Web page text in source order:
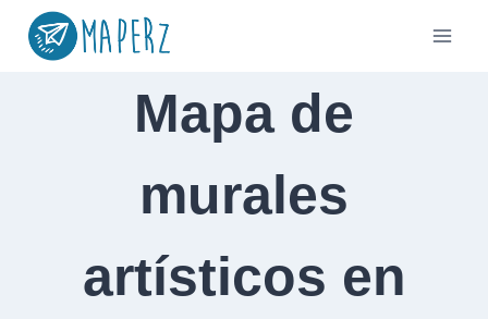
Saltar
Mapa de
murales
artísticos en